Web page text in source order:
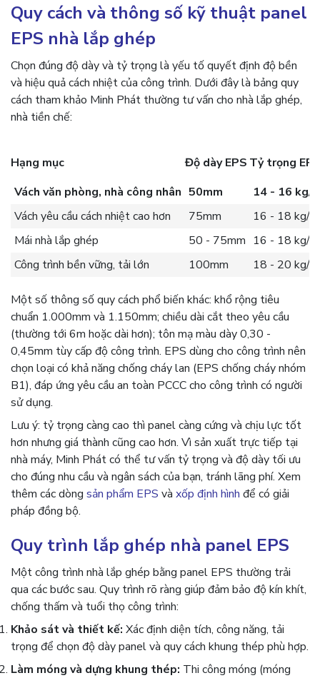
Quy cách và thông số kỹ thuật panel
EPS nhà lắp ghép
Chọn đúng độ dày và tỷ trọng là yếu tố quyết định độ bền
và hiệu quả cách nhiệt của công trình. Dưới đây là bảng quy
cách tham khảo Minh Phát thường tư vấn cho nhà lắp ghép,
nhà tiền chế:
Hạng mục Độ dày EPS Tỷ trọng
Vách văn phòng, nhà công nhân 50mm
14 - 16 kg/
Vách yêu cầu cách nhiệt cao hơn
75mm
16 - 18 kg/
Mái nhà lắp ghép
50 - 75mm 16 - 18 kg/
Công trình bền vững, tải lớn
100mm 18 - 20 kg/
Một số thông số quy cách phổ biến khác: khổ rộng tiêu
chuẩn 1.000mm và 1.150mm; chiều dài cắt theo yêu cầu
(thường tới 6m hoặc dài hơn); tôn mạ màu dày 0,30 -
0,45mm tùy cấp độ công trình. EPS dùng cho công trình nên
chọn loại có khả năng chống cháy lan (EPS chống cháy nhóm
B1), đáp ứng yêu cầu an toàn PCCC cho công trình có người
sử dụng.
Lưu ý: tỷ trọng càng cao thì panel càng cứng và chịu lực tốt
hơn nhưng giá thành cũng cao hơn. Vì sản xuất trực tiếp tại
nhà máy, Minh Phát có thể tư vấn tỷ trọng và độ dày tối ưu
cho đúng nhu cầu và ngân sách của bạn, tránh lãng phí. Xem
thêm các dòng sản phẩm EPS và xốp định hình để có giải
pháp đồng bộ.
Quy trình lắp ghép nhà panel EPS
Một công trình nhà lắp ghép bằng panel EPS thường trải
qua các bước sau. Quy trình rõ ràng giúp đảm bảo độ kín khít,
chống thấm và tuổi thọ công trình:
Khảo sát và thiết kế: Xác định diện tích, công năng, tải
trọng để chọn độ dày panel và quy cách khung thép phù hợp.
Làm móng và dựng khung thép: Thi công móng (móng